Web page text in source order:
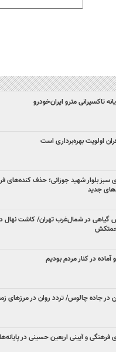
تاکسیرانی مترو ایران‌خودرو
اولویت بهره‌برداری است
بلوار شهید جوزانی؛ حذف کنده‌های
جدید
در شمال‌غرب تهران/ کاشت نهال
در کنار مردم بودیم
در جاده چالوس/ تردد روان در مرزهای
فرهنگی و آیینی اربعین حسینی در